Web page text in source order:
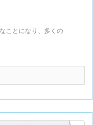
ことになり、多くの